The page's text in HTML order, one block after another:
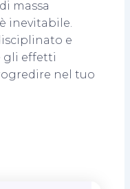
massa
inevitabile.
e
gli effetti
nel tuo